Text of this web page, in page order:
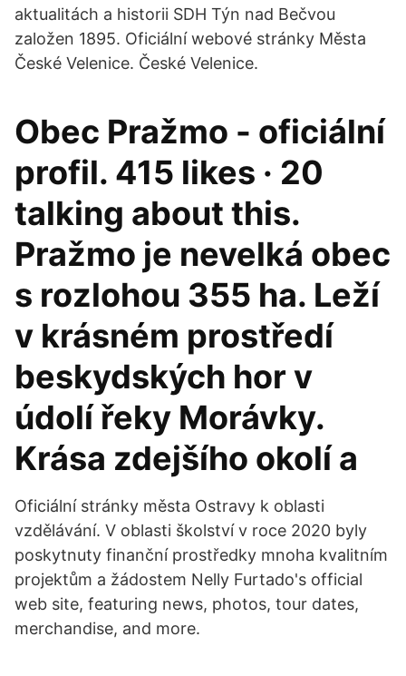
aktualitách a historii SDH Týn nad Bečvou
založen 1895. Oficiální webové stránky Města
České Velenice. České Velenice.
Obec Pražmo - oficiální
profil. 415 likes · 20
talking about this.
Pražmo je nevelká obec
s rozlohou 355 ha. Leží
v krásném prostředí
beskydských hor v
údolí řeky Morávky.
Krása zdejšího okolí a
Oficiální stránky města Ostravy k oblasti
vzdělávání. V oblasti školství v roce 2020 byly
poskytnuty finanční prostředky mnoha kvalitním
projektům a žádostem Nelly Furtado's official
web site, featuring news, photos, tour dates,
merchandise, and more.